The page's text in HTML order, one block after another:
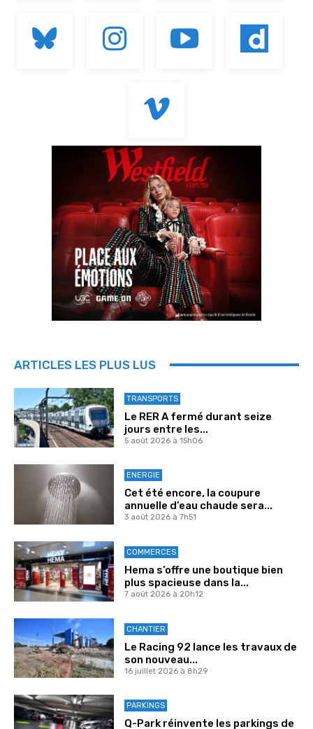
ARTICLES LES PLUS LUS
TRANSPORTS
Le RER A fermé durant seize
jours entre les...
5 août 2026 à 15h06
ENERGIE
Cet été encore, la coupure
annuelle d’eau chaude sera...
3 août 2026 à 7h51
COMMERCES
Hema s’offre une boutique bien
plus spacieuse dans la...
7 août 2026 à 20h12
CHANTIER
Le Racing 92 lance les travaux de
son nouveau...
16 juillet 2026 à 8h29
PARKINGS
Q-Park réinvente les parkings de